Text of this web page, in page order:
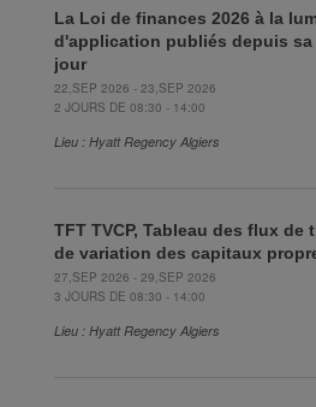
La Loi de finances 2026 à la
d'application publiés depuis
jour
22,SEP 2026 - 23,SEP 2026
2 JOURS DE 08:30 - 14:00
Lieu : Hyatt Regency Algiers
TFT TVCP, Tableau des flux de
de variation des capitaux
27,SEP 2026 - 29,SEP 2026
3 JOURS DE 08:30 - 14:00
Lieu : Hyatt Regency Algiers